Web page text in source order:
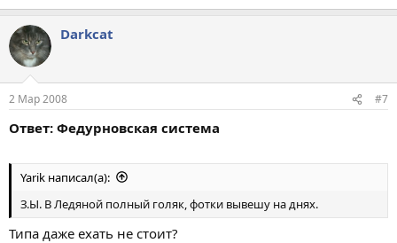
Darkcat
2 Мар 2008 #7
Ответ: Федурновская система
Yarik написал(а):
З.Ы. В Ледяной полный голяк, фотки вывешу на днях.
Типа даже ехать не стоит?